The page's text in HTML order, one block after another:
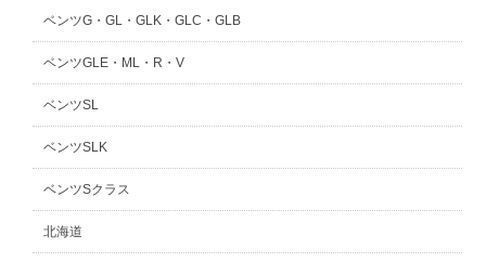
ベンツG・GL・GLK・GLC・GLB
ベンツGLE・ML・R・V
ベンツSL
ベンツSLK
ベンツSクラス
北海道